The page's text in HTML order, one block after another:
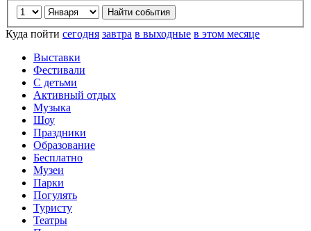
Куда пойти сегодня завтра в выходные в этом месяце
Выставки
Фестивали
С детьми
Активный отдых
Музыка
Шоу
Праздники
Образование
Бесплатно
Музеи
Парки
Погулять
Туристу
Театры